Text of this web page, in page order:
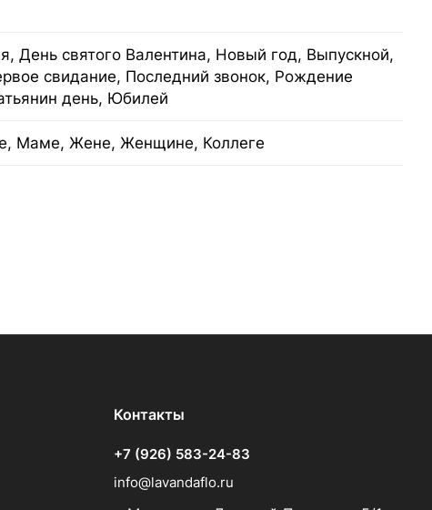
День святого Валентина, Новый год, Выпускной,
свидание, Последний звонок, Рождение
день, Юбилей
Маме, Жене, Женщине, Коллеге
Контакты
+7 (926) 583-24-83
info@lavandaflo.ru